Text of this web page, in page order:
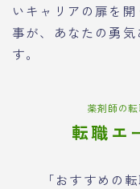
いキャリアの扉を
事が、あなたの勇
す。
薬剤師の
転職エ
「おすすめの